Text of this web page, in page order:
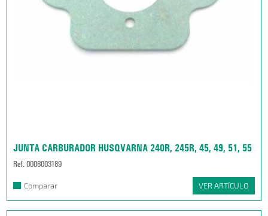
JUNTA CARBURADOR HUSQVARNA 240R, 245R, 45, 49, 51, 55
Ref. 0006003189
Comparar VER ARTÍCULO